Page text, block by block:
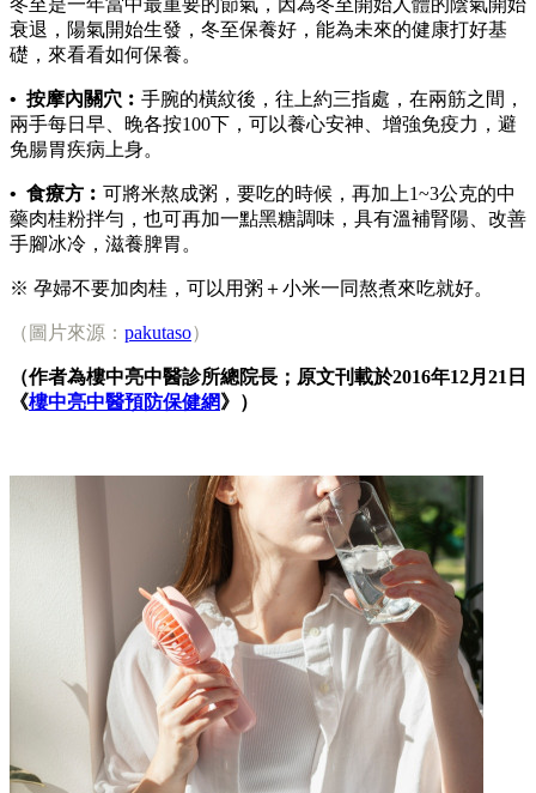
衰退，陽氣開始生發，冬至保養好，能為未來的健康打好基
礎，來看看如何保養。
• 按摩內關穴︰ 手腕的橫紋後，往上約三指處，在兩筋之間，
兩手每日早、晚各按100下，可以養心安神、增強免疫力，避
免腸胃疾病上身。
• 食療方︰ 可將米熬成粥，要吃的時候，再加上1~3公克的中
藥肉桂粉拌勻，也可再加一點黑糖調味，具有溫補腎陽、改善
手腳冰冷，滋養脾胃。
※ 孕婦不要加肉桂，可以用粥＋小米一同熬煮來吃就好。
（圖片來源： pakutaso）
（作者為樓中亮中醫診所總院長；原文刊載於2016年12月21日
《樓中亮中醫預防保健網》）